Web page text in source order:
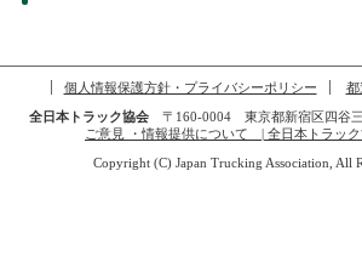
個人情報保護方針・プライバシーポリシー
都
全日本トラック協会〒160-0004 東京都新宿区四谷三
ご意見 ・情報提供について | 全日本トラッ
Copyright (C) Japan Trucking Association, All